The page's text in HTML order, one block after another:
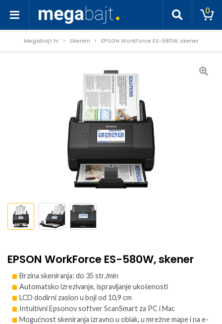
0
Megabajt.hr Skeneri EPSON WorkForce ES-580W, skener
EPSON WorkForce ES-580W, skener
Brzina skeniranja: do 35 str./min
Automatsko izrezivanje, ispravljanje ukošenosti
LCD dodirni zaslon u boji od 10,9 cm
Intuitivni Epsonov softver ScanSmart za PC i Mac
Mogućnost skeniranja izravno u oblak, u mrežne mape i na e-